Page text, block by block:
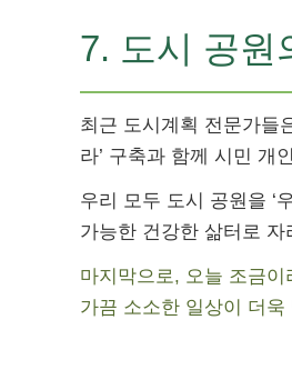
7. 도시 공원
최근 도시계획 전문가들
라’ 구축과 함께 시민 개
우리 모두 도시 공원을 ‘
가능한 건강한 삶터로
마지막으로, 오늘 조금
가끔 소소한 일상이 더